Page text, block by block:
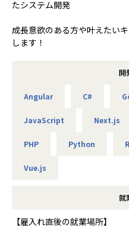
たシステム開発
成長意欲のある方や叶えたい
します！
開
Angular C#
JavaScript Next.js
PHP Python
Vue.js
就
【雇入れ直後の就業場所】